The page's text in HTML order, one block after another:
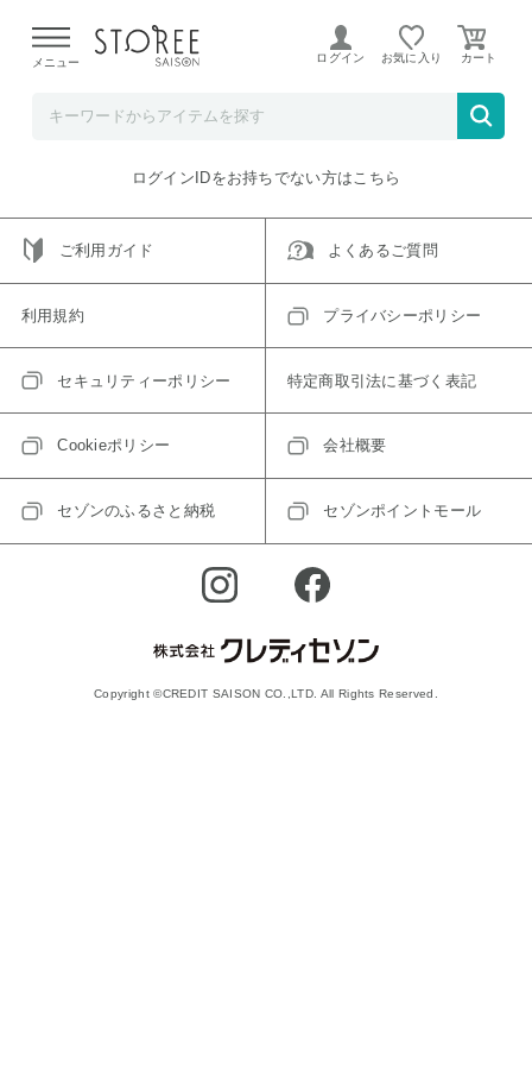
よる配送遅延が発生しております。
メニュー ログイン お気に入り
ご指定のアイテムは取り扱い終了、またはただいま取り扱い
トップへ戻る
ログインIDをお持ちでない方はこちら
ご利用ガイド よくあるご質問
利用規約 プライバシーポリシー
セキュリティーポリシー 特定商取引法に基づく表記
Cookieポリシー 会社概要
セゾンのふるさと納税 セゾンポイントモール
Copyright ©CREDIT SAISON CO.,LTD. All Rights Reserved.